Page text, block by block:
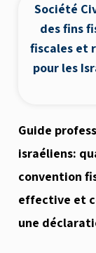
Société
des fins
fiscales et
pour les
Guide
israéliens:
convention
effective et
une